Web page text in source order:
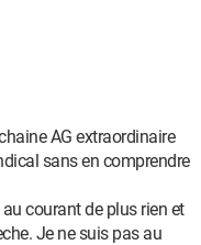
AG extraordinaire
sans en comprendre
courant de plus rien et
Je ne suis pas au